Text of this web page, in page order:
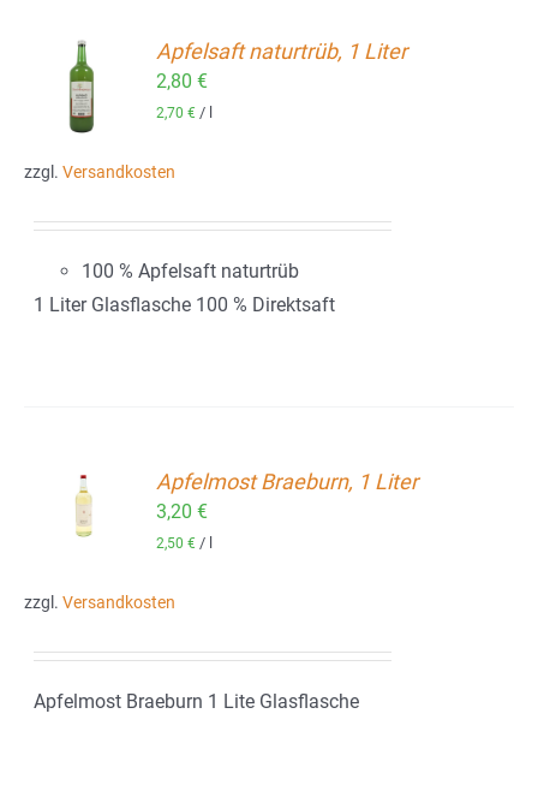
Apfelsaft naturtrüb, 1 Liter
2,80€
2,70€ /
zzgl. Versandkosten
100 % Apfelsaft naturtrüb
1 Liter Glasflasche 100 % Direktsaft
Apfelmost Braeburn, 1 Liter
3,20€
2,50€ /
zzgl. Versandkosten
Apfelmost Braeburn 1 Lite Glasflasche